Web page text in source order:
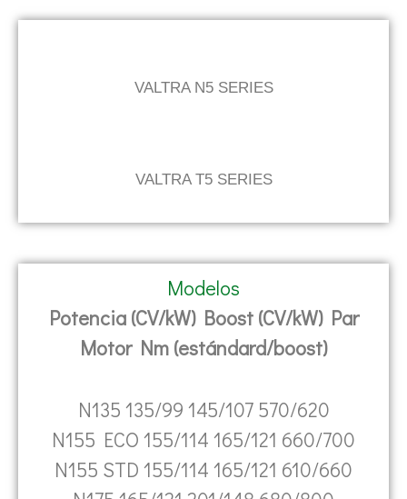
VALTRA N5 SERIES
VALTRA T5 SERIES
Modelos
Potencia (CV/kW) Boost (CV/kW) Par
Motor Nm (estándard/boost)
N135 135/99 145/107 570/620
N155 ECO 155/114 165/121 660/700
N155 STD 155/114 165/121 610/660